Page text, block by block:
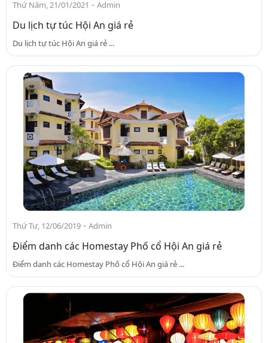
Thứ Năm, 21/01/2021 - Admin
Du lịch tự túc Hội An giá rẻ
Du lịch tự túc Hội An giá rẻ ...
Thứ Tư, 12/06/2019 - Admin
Điểm danh các Homestay Phố cổ Hội An giá rẻ
Điểm danh các Homestay Phố cổ Hội An giá rẻ ...